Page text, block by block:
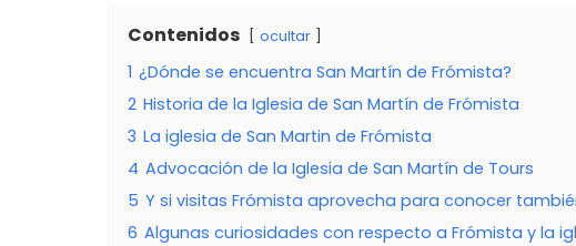
Contenidos ocultar
1 ¿Dónde se encuentra San Martín de Frómista?
2 Historia de la Iglesia de San Martín de Frómista
3 La iglesia de San Martin de Frómista
4 Advocación de la Iglesia de San Martín de Tours
5 Y si visitas Frómista aprovecha para conocer
6 Algunas curiosidades con respecto a Frómista y la